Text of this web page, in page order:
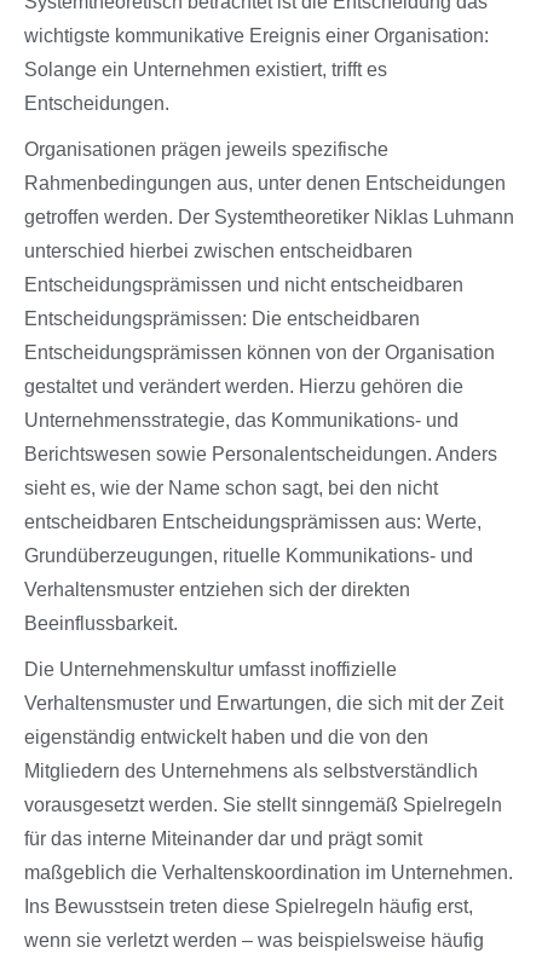
wichtigste kommunikative Ereignis einer Organisation:
Solange ein Unternehmen existiert, trifft es
Entscheidungen.
Organisationen prägen jeweils spezifische
Rahmenbedingungen aus, unter denen Entscheidungen
getroffen werden. Der Systemtheoretiker Niklas Luhmann
unterschied hierbei zwischen entscheidbaren
Entscheidungsprämissen und nicht entscheidbaren
Entscheidungsprämissen: Die entscheidbaren
Entscheidungsprämissen können von der Organisation
gestaltet und verändert werden. Hierzu gehören die
Unternehmensstrategie, das Kommunikations- und
Berichtswesen sowie Personalentscheidungen. Anders
sieht es, wie der Name schon sagt, bei den nicht
entscheidbaren Entscheidungsprämissen aus: Werte,
Grundüberzeugungen, rituelle Kommunikations- und
Verhaltensmuster entziehen sich der direkten
Beeinflussbarkeit.
Die Unternehmenskultur umfasst inoffizielle
Verhaltensmuster und Erwartungen, die sich mit der Zeit
eigenständig entwickelt haben und die von den
Mitgliedern des Unternehmens als selbstverständlich
vorausgesetzt werden. Sie stellt sinngemäß Spielregeln
für das interne Miteinander dar und prägt somit
maßgeblich die Verhaltenskoordination im Unternehmen.
Ins Bewusstsein treten diese Spielregeln häufig erst,
wenn sie verletzt werden – was beispielsweise häufig